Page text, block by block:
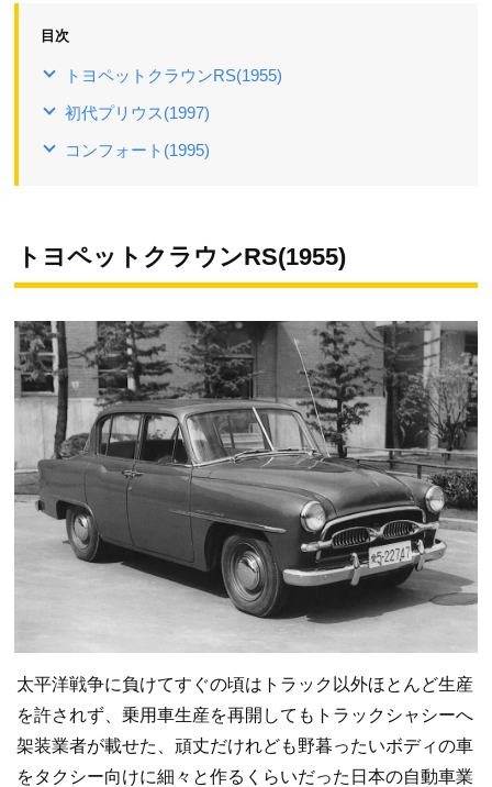
目次
トヨペットクラウンRS(1955)
初代プリウス(1997)
コンフォート(1995)
トヨペットクラウンRS(1955)
太平洋戦争に負けてすぐの頃はトラック以外ほとんど生産
を許されず、乗用車生産を再開してもトラックシャシーへ
架装業者が載せた、頑丈だけれども野暮ったいボディの車
をタクシー向けに細々と作るくらいだった日本の自動車業